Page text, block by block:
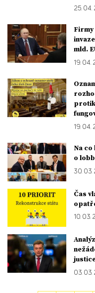
25. 04.
Firmy
mld.
19. 04.
19. 04.
Na
o
30. 03.
Čas
10. 03.
03. 03.